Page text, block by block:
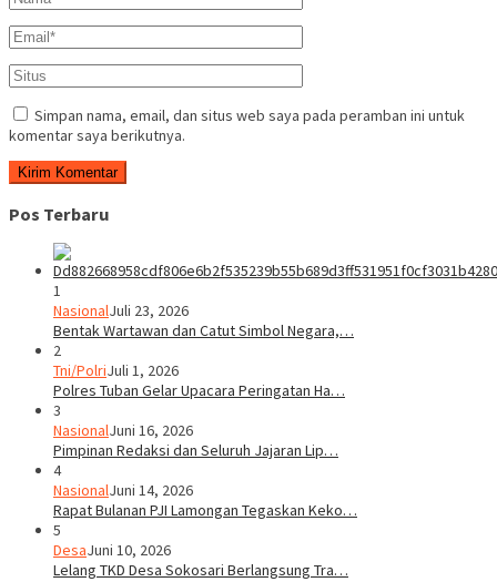
Simpan nama, email, dan situs web saya pada peramban ini untuk
komentar saya berikutnya.
Pos Terbaru
1
NasionalJuli 23, 2026
Bentak Wartawan dan Catut Simbol Negara,…
2
Tni/PolriJuli 1, 2026
Polres Tuban Gelar Upacara Peringatan Ha…
3
NasionalJuni 16, 2026
Pimpinan Redaksi dan Seluruh Jajaran Lip…
4
NasionalJuni 14, 2026
Rapat Bulanan PJI Lamongan Tegaskan Keko…
5
DesaJuni 10, 2026
Lelang TKD Desa Sokosari Berlangsung Tra…